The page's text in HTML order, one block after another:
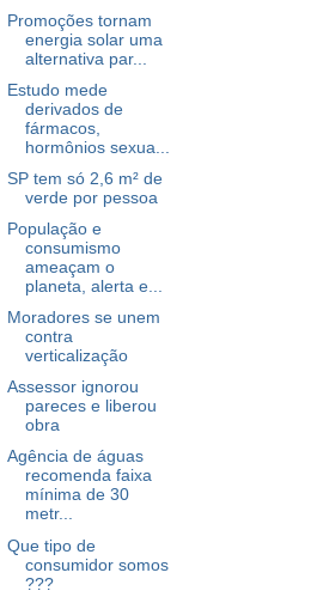
Promoções tornam
energia solar uma
alternativa par...
Estudo mede
derivados de
fármacos,
hormônios sexua...
SP tem só 2,6 m² de
verde por pessoa
População e
consumismo
ameaçam o
planeta, alerta e...
Moradores se unem
contra
verticalização
Assessor ignorou
pareces e liberou
obra
Agência de águas
recomenda faixa
mínima de 30
metr...
Que tipo de
consumidor somos
???